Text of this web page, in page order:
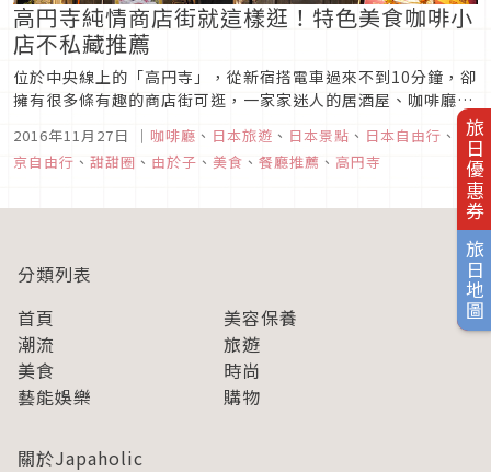
旅日優惠券
旅日地圖
高円寺純情商店街就這樣逛！特色美食咖啡小
店不私藏推薦
位於中央線上的「高円寺」，從新宿搭電車過來不到10分鐘，卻
擁有很多條有趣的商店街可逛，一家家迷人的居酒屋、咖啡廳、
雜貨店、古著店都在此佇立，一起來看看高円寺商店街裡的美食
＆可愛店家吧！
2016年11月27日 ｜ 咖啡廳 、 日本旅遊 、 日本景點 、 日本自由行 、
東
京自由行 、 甜甜圈 、 由於子 、 美食 、 餐廳推薦 、 高円寺
分類列表
首頁
美容保養
潮流
旅遊
美食
時尚
藝能娛樂
購物
關於Japaholic